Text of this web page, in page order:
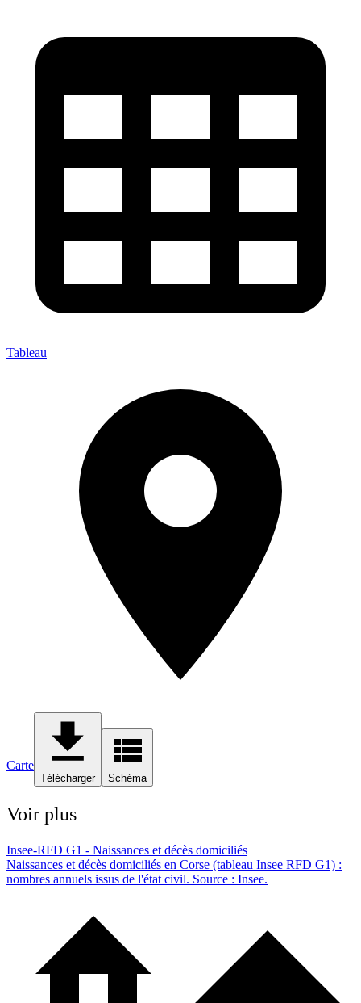
Tableau
Carte
Télécharger Schéma
Voir plus
Insee-RFD G1 - Naissances et décès domiciliés
Naissances et décès domiciliés en Corse (tableau Insee RFD G1) :
nombres annuels issus de l'état civil. Source : Insee.